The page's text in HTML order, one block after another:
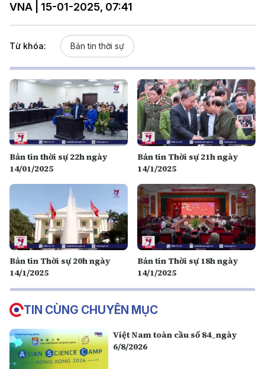
VNA | 15-01-2025, 07:41
Từ khóa: Bản tin thời sự
Bản tin thời sự 22h ngày
14/01/2025
Bản tin Thời sự 21h ngày
14/1/2025
Bản tin Thời sự 20h ngày
14/1/2025
Bản tin Thời sự 18h ngày
14/1/2025
TIN CÙNG CHUYÊN MỤC
Việt Nam toàn cầu số 84_ngày
6/8/2026